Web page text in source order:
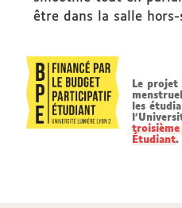
être dans la salle hors-
Le
les
Étudiant.